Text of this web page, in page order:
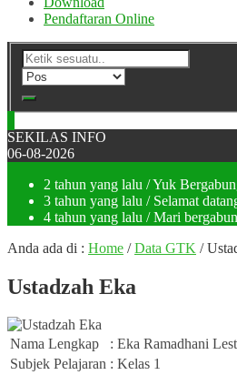
Pendaftaran Online
SEKILAS INFO
06-08-2026
2 tahun yang lalu / Yuk
3 tahun yang lalu / Selamat
4 tahun yang lalu / Mari
Anda ada di : Home /Data GTK /
Ustadzah Eka
Nama Lengkap
: Eka Ramadhani
Subjek Pelajaran : Kelas 1